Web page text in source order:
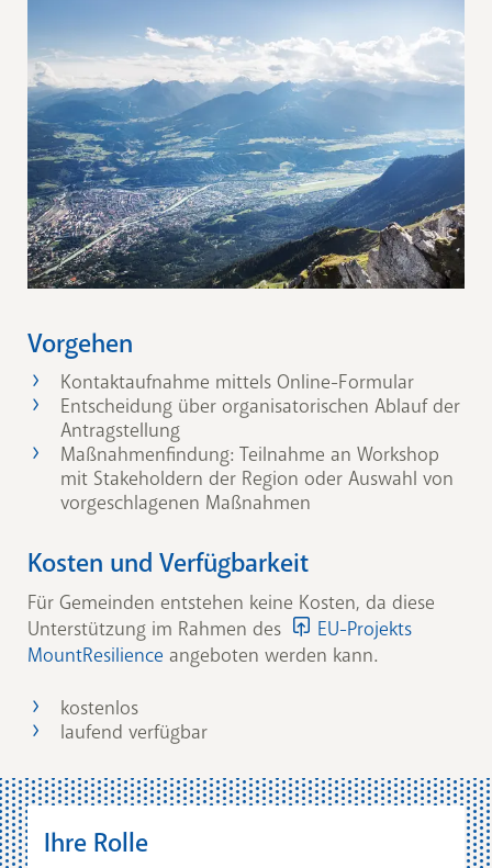
Vorgehen
Kontaktaufnahme mittels Online-Formular
Entscheidung über organisatorischen Ablauf der
Antragstellung
Maßnahmenfindung: Teilnahme an Workshop
mit Stakeholdern der Region oder Auswahl von
vorgeschlagenen Maßnahmen
Kosten und Verfügbarkeit
Für Gemeinden entstehen keine Kosten, da diese
Unterstützung im Rahmen des
EU-Projekts
MountResilience angeboten werden kann.
kostenlos
laufend verfügbar
Ihre Rolle